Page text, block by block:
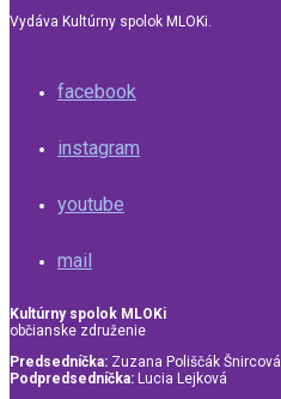
Vydáva Kultúrny spolok MLOKi.
facebook
instagram
youtube
mail
Kultúrny spolok MLOKi
občianske združenie
Predsedníčka: Zuzana Poliščák Šnircová
Podpredsedníčka: Lucia Lejková